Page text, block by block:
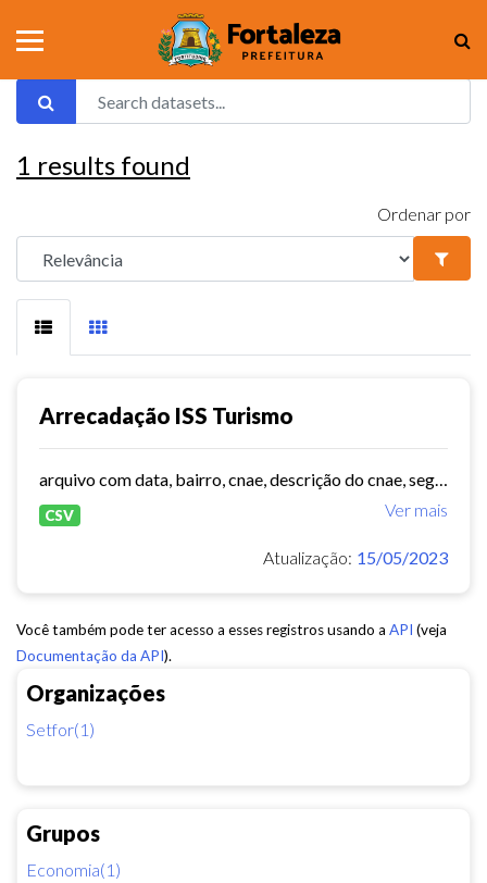
Organizações
Setfor(1)
Grupos
Economia(1)
1 results found
Ordenar por
Arrecadação ISS Turismo
Ver mais
CSV
Atualização: 15/05/2023
Você também pode ter acesso a esses registros usando a API (veja
Documentação da API).